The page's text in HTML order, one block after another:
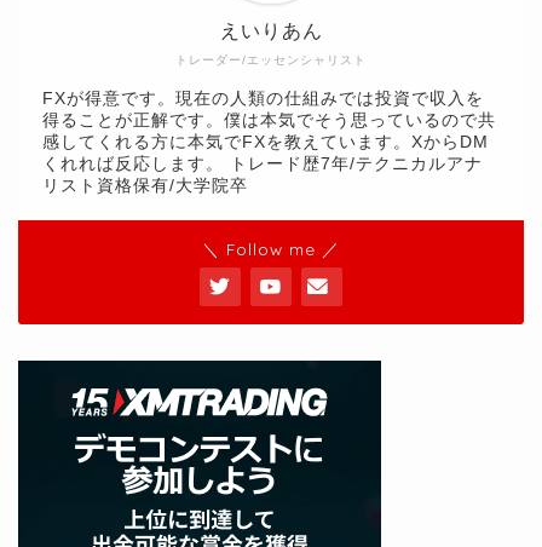
トレーダー/エッセンシャリスト
えいりあん
FXが得意です。現在の人類の仕組みでは投資で収入を
得ることが正解です。僕は本気でそう思っているので共
感してくれる方に本気でFXを教えています。XからDM
くれれば反応します。 トレード歴7年/テクニカルアナ
リスト資格保有/大学院卒
＼ Follow me ／